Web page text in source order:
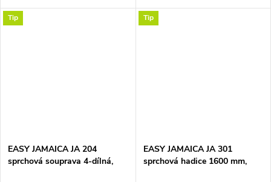
chrom
Tip
EASY JAMAICA JA 204
sprchová souprava 4-dílná,
Tip
EASY JAMAICA JA 301
sprchová hadice 1600 mm,